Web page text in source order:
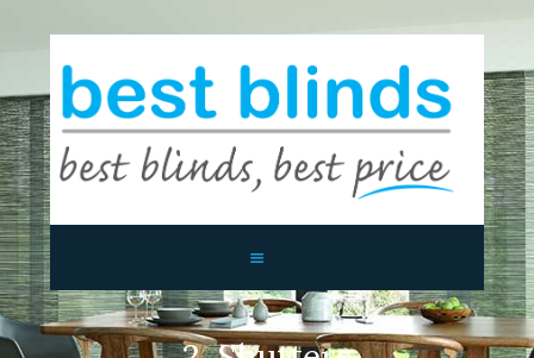
BEST BLINDS BALLINA AND
BYRON BAY
Blinds, Shutters, Curtains and Awnings
CONTACTS